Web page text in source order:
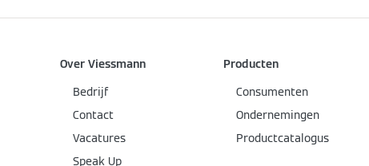
Over Viessmann
Bedrijf
Contact
Vacatures
Speak Up
Producten
Consumenten
Ondernemingen
Productcatalogus